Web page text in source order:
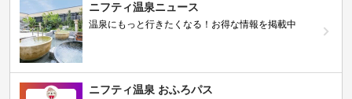
ニフティ温泉ニュース
温泉にもっと行きたくなる！お得な情報を掲載中
ニフティ温泉 おふろパス